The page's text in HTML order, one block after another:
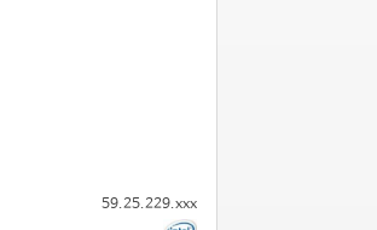
59.25.229.xxx